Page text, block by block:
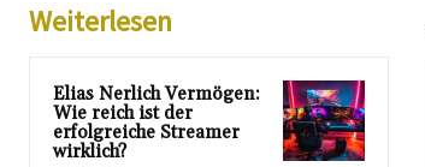
Weiterlesen
Elias Nerlich Vermögen:
Wie reich ist der
erfolgreiche Streamer
wirklich?